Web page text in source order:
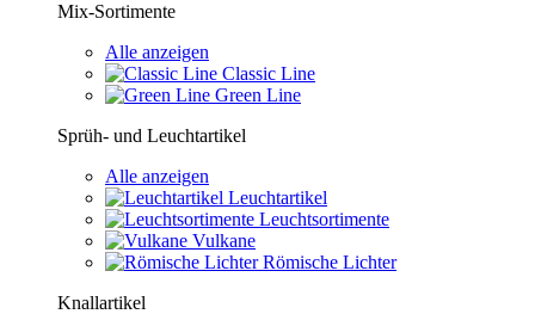
Mix-Sortimente
Alle anzeigen
Classic Line
Green Line
Sprüh- und Leuchtartikel
Alle anzeigen
Leuchtartikel
Leuchtsortimente
Vulkane
Römische Lichter
Knallartikel